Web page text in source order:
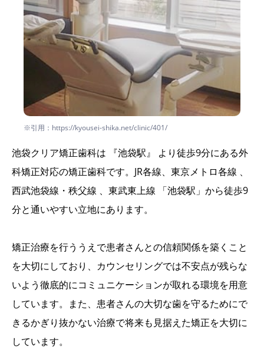
※引用：https://kyousei-shika.net/clinic/401/
池袋クリア矯正歯科は 『池袋駅』 より徒歩9分にある外
科矯正対応の矯正歯科です。JR各線、東京メトロ各線 、
西武池袋線・秩父線 、東武東上線 「池袋駅」から徒歩9
分と通いやすい立地にあります。
矯正治療を行ううえで患者さんとの信頼関係を築くこと
を大切にしており、カウンセリングでは不安点が残らな
いよう徹底的にコミュニケーションが取れる環境を用意
しています。また、患者さんの大切な歯を守るためにで
きるかぎり抜かない治療で将来も見据えた矯正を大切に
しています。